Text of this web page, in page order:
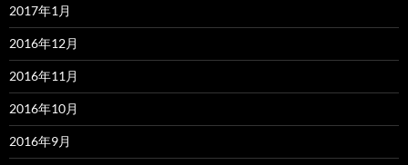
2017年1月
2016年12月
2016年11月
2016年10月
2016年9月